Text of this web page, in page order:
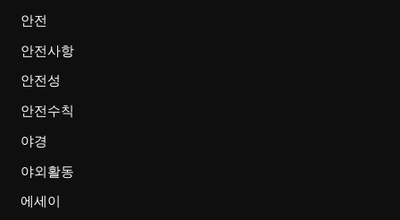
안전
안전사항
안전성
안전수칙
야경
야외활동
에세이